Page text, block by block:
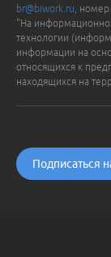
br@biwork.ru ,
"На
технологии
информации на
относящихся к
находящихся на
Подписаться